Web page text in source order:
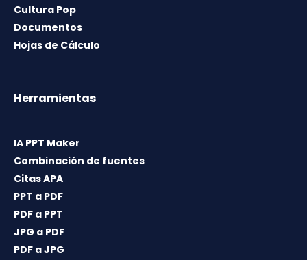
Cultura Pop
Documentos
Hojas de Cálculo
Herramientas
IA PPT Maker
Combinación de fuentes
Citas APA
PPT a PDF
PDF a PPT
JPG a PDF
PDF a JPG